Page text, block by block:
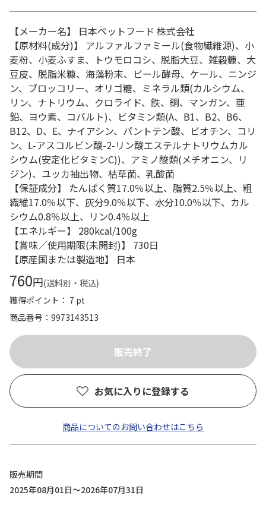
【メーカー名】 日本ペットフード 株式会社
【原材料(成分)】 アルファルファミール(食物繊維源)、小
麦粉、小麦ふすま、トウモロコシ、脱脂大豆、雑穀糠、大
豆皮、脱脂米糠、海藻粉末、ビール酵母、ケール、ニンジ
ン、ブロッコリー、オリゴ糖、ミネラル類(カルシウム、
リン、ナトリウム、クロライド、鉄、銅、マンガン、亜
鉛、ヨウ素、コバルト)、ビタミン類(A、B1、B2、B6、
B12、D、E、ナイアシン、パントテン酸、ビオチン、コリ
ン、L-アスコルビン酸-2-リン酸エステルナトリウムカル
シウム(安定化ビタミンC))、アミノ酸類(メチオニン、リ
ジン)、ユッカ抽出物、枯草菌、乳酸菌
【保証成分】 たんぱく質17.0％以上、脂質2.5％以上、粗
繊維17.0％以下、灰分9.0％以下、水分10.0％以下、カル
シウム0.8％以上、リン0.4％以上
【エネルギー】 280kcal/100g
【賞味／使用期限(未開封)】 730日
【原産国または製造地】 日本
760円(送料別・税込)
獲得ポイント： 7 pt
商品番号
9973143513
お気に入りに登録する
商品についてのお問い合わせはこちら
販売期間
2025年08月01日～2026年07月31日